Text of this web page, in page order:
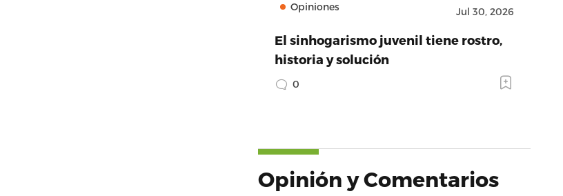
Opiniones Jul 30, 2026
El sinhogarismo juvenil tiene rostro,
historia y solución
0
Opinión y Comentarios